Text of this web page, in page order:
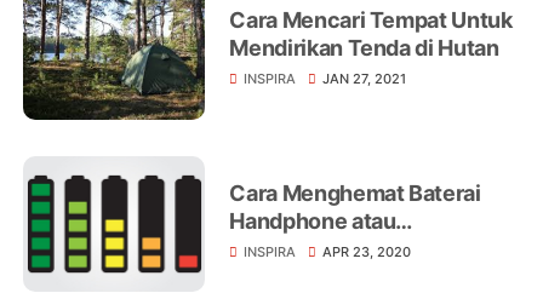
Cara Mencari Tempat Untuk
Mendirikan Tenda di Hutan
INSPIRA JAN 27, 2021
Cara Menghemat Baterai
Handphone atau
Smartphone
INSPIRA APR 23, 2020